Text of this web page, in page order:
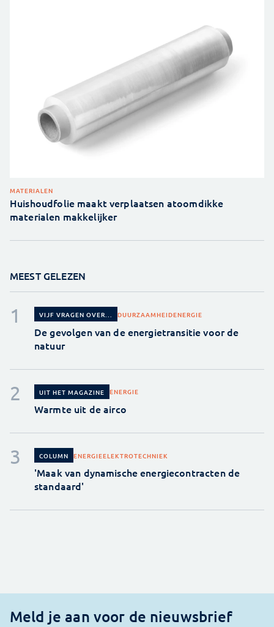
MATERIALEN
Huishoudfolie maakt verplaatsen atoomdikke
materialen makkelijker
MEEST GELEZEN
VIJF VRAGEN OVER... DUURZAAMHEIDENERGIE
De gevolgen van de energietransitie voor de
natuur
UIT HET MAGAZINE ENERGIE
Warmte uit de airco
COLUMN ENERGIEELEKTROTECHNIEK
'Maak van dynamische energiecontracten de
standaard'
Meld je aan voor de nieuwsbrief